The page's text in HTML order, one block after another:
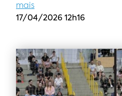
mais
17/04/2026 12h16